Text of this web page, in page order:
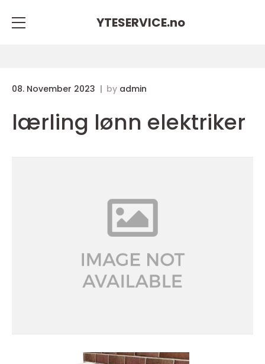
YTESERVICE.no
08. November 2023 by admin
lærling lønn elektriker